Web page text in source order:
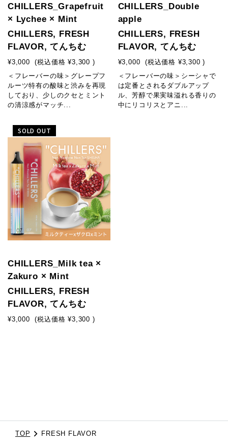
CHILLERS_Grapefruit
× Lychee × Mint
CHILLERS, FRESH
FLAVOR, てんちむ
¥3,000 (税込価格 ¥3,300 )
＜フレーバーの味＞グレープフ
ルーツ特有の酸味と渋みを再現
しており、少しのクセとミント
の清涼感がマッチ...
CHILLERS_Double
apple
CHILLERS, FRESH
FLAVOR, てんちむ
¥3,000 (税込価格 ¥3,300 )
＜フレーバーの味＞シーシャで
は定番とされるダブルアップ
ル、芳醇で果実味溢れる香りの
中にリコリスとアニ...
SOLD OUT
CHILLERS_Milk tea ×
Zakuro × Mint
CHILLERS, FRESH
FLAVOR, てんちむ
¥3,000 (税込価格 ¥3,300 )
TOP FRESH FLAVOR